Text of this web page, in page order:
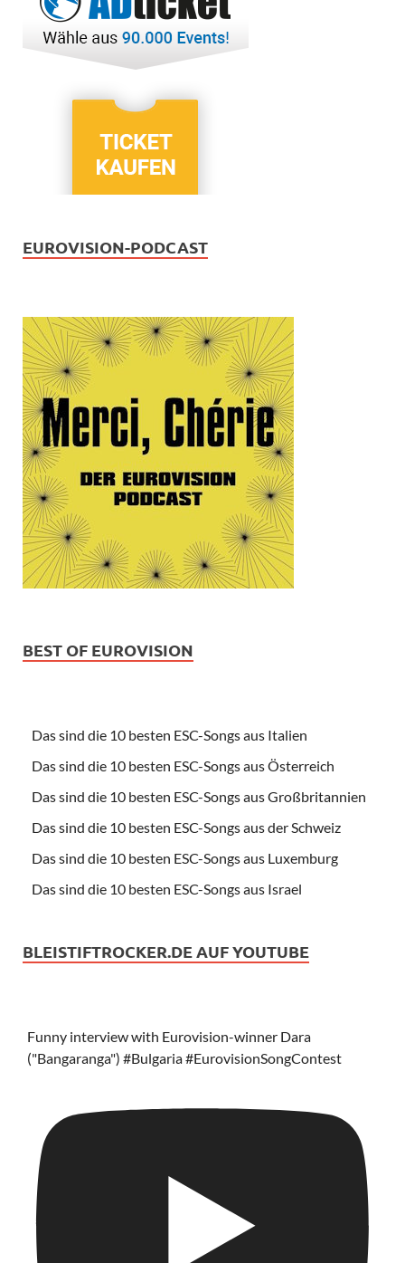
EUROVISION-PODCAST
BEST OF EUROVISION
Das sind die 10 besten ESC-Songs aus Italien
Das sind die 10 besten ESC-Songs aus Österreich
Das sind die 10 besten ESC-Songs aus Großbritannien
Das sind die 10 besten ESC-Songs aus der Schweiz
Das sind die 10 besten ESC-Songs aus Luxemburg
Das sind die 10 besten ESC-Songs aus Israel
BLEISTIFTROCKER.DE AUF YOUTUBE
Funny interview with Eurovision-winner Dara
("Bangaranga") #Bulgaria #EurovisionSongContest